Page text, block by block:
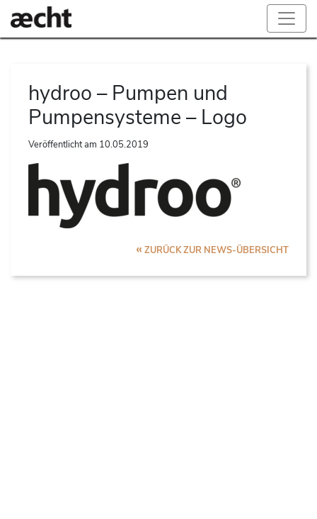
hydroo – Pumpen und
Pumpensysteme – Logo
Veröffentlicht am 10.05.2019
« ZURÜCK ZUR NEWS-ÜBERSICHT